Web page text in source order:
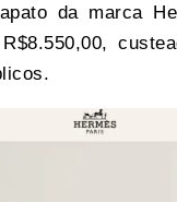
da marca